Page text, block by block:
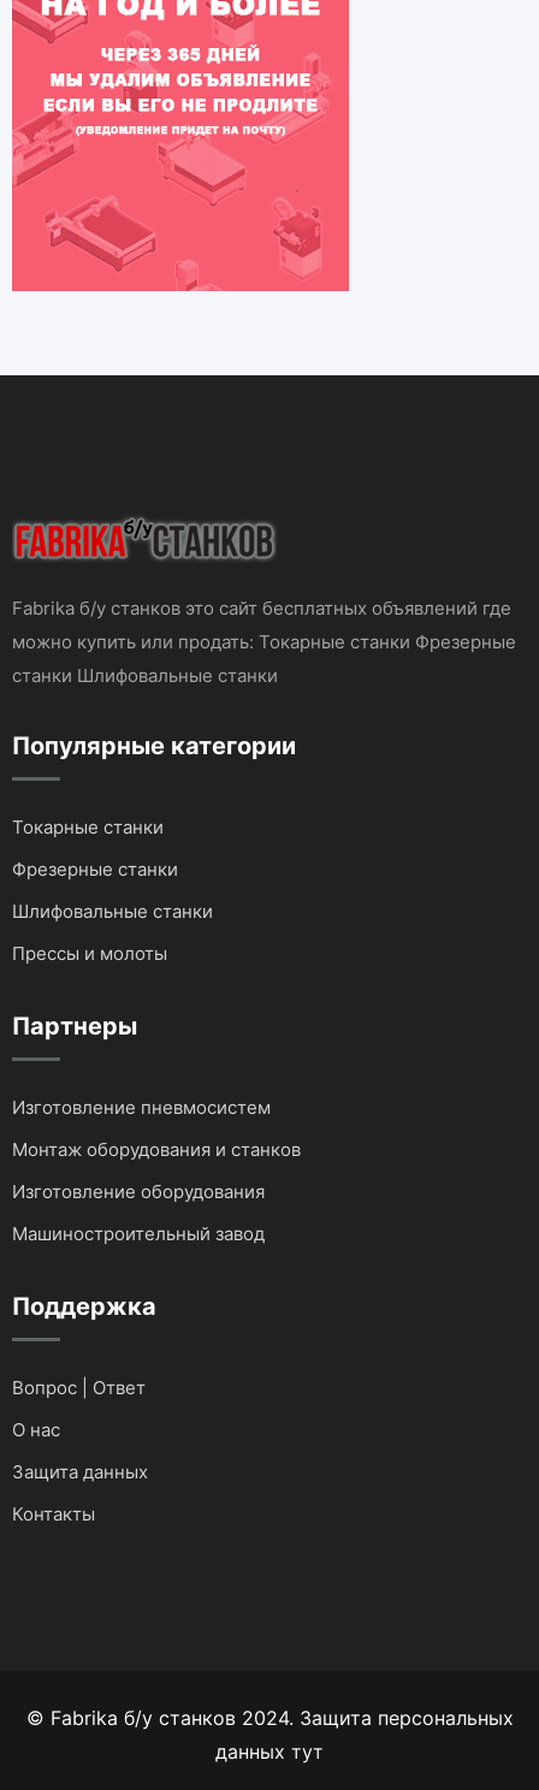
Fabrika б/у станков это сайт бесплатных объявлений где
можно купить или продать: Токарные станки Фрезерные
станки Шлифовальные станки
Популярные категории
Токарные станки
Фрезерные станки
Шлифовальные станки
Прессы и молоты
Партнеры
Изготовление пневмосистем
Монтаж оборудования и станков
Изготовление оборудования
Машиностроительный завод
Поддержка
Вопрос | Ответ
О нас
Защита данных
Контакты
© Fabrika б/у станков 2024. Защита персональных
данных тут